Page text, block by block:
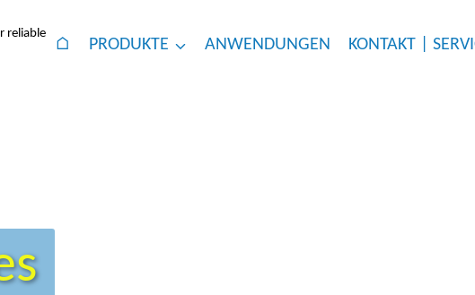
⌂ PRODUKTE ANWENDUNGEN KONTAKT |